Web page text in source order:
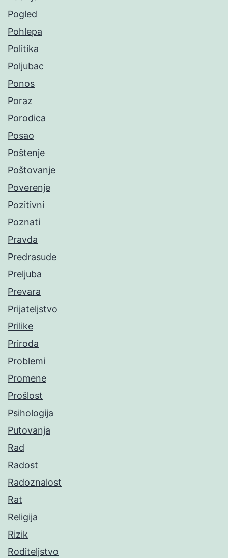
Pogled
Pohlepa
Politika
Poljubac
Ponos
Poraz
Porodica
Posao
Poštenje
Poštovanje
Poverenje
Pozitivni
Poznati
Pravda
Predrasude
Preljuba
Prevara
Prijateljstvo
Prilike
Priroda
Problemi
Promene
Prošlost
Psihologija
Putovanja
Rad
Radost
Radoznalost
Rat
Religija
Rizik
Roditeljstvo